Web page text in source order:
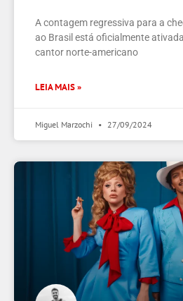
A contagem regressiva para a
ao Brasil está oficialmente
cantor norte-americano
LEIA MAIS »
Miguel Marzochi 27/09/2024